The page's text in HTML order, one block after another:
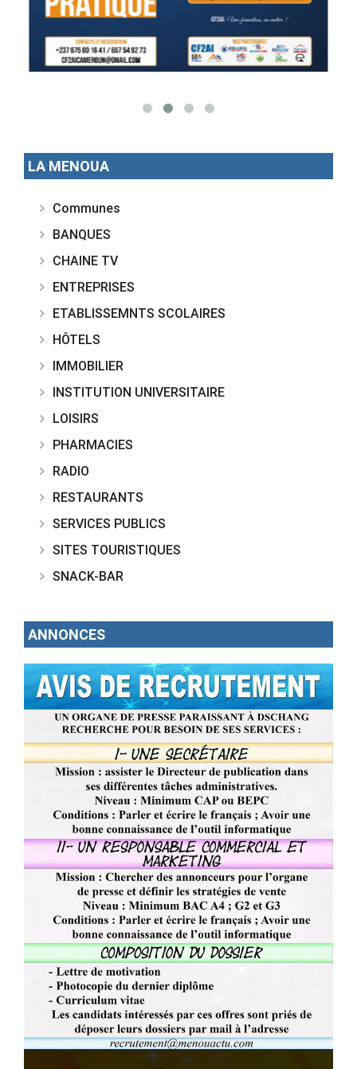
LA MENOUA
Communes
BANQUES
CHAINE TV
ENTREPRISES
ETABLISSEMNTS SCOLAIRES
HÔTELS
IMMOBILIER
INSTITUTION UNIVERSITAIRE
LOISIRS
PHARMACIES
RADIO
RESTAURANTS
SERVICES PUBLICS
SITES TOURISTIQUES
SNACK-BAR
ANNONCES